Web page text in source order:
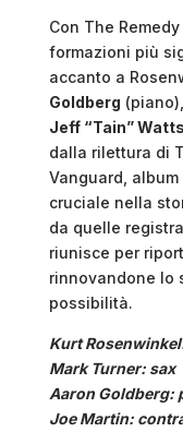
Con The
formazioni più
accanto a
Goldberg (piano),
Jeff “Tain” Watts
dalla rilettura di
Vanguard,
cruciale nella
da quelle
riunisce per
rinnovandone lo
possibilità.
Kurt
Mark Turner: sax
Aaron Goldberg:
Joe Martin: